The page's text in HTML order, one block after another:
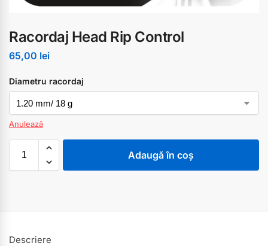
Racordaj Head Rip Control
65,00 lei
Diametru racordaj
Anulează
Adaugă în coș
Descriere